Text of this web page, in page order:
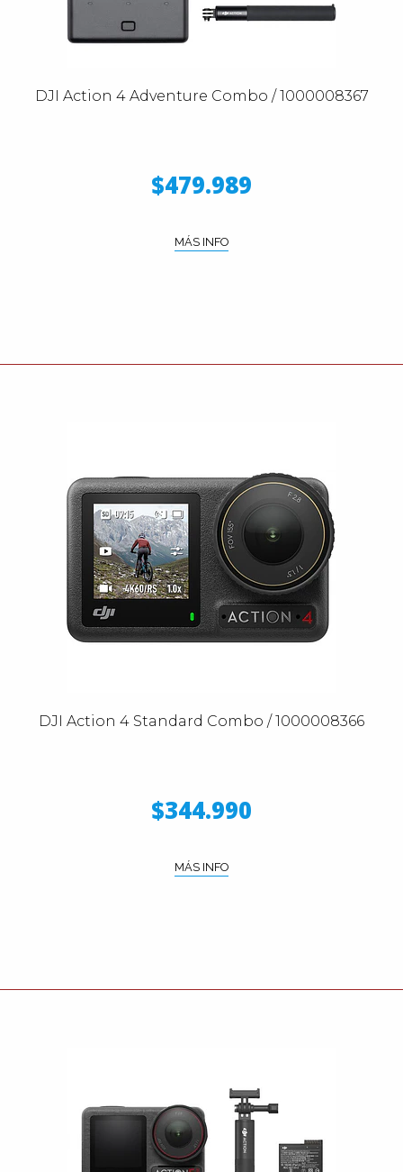
DJI Action 4 Adventure Combo / 1000008367
$479.989
MÁS INFO
DJI Action 4 Standard Combo / 1000008366
$344.990
MÁS INFO